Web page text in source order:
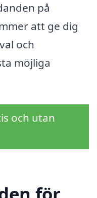
på
att ge dig
och
möjliga
och utan